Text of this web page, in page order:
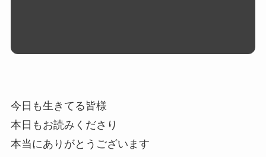
今日も生きてる皆様
本日もお読みくださり
本当にありがとうございます